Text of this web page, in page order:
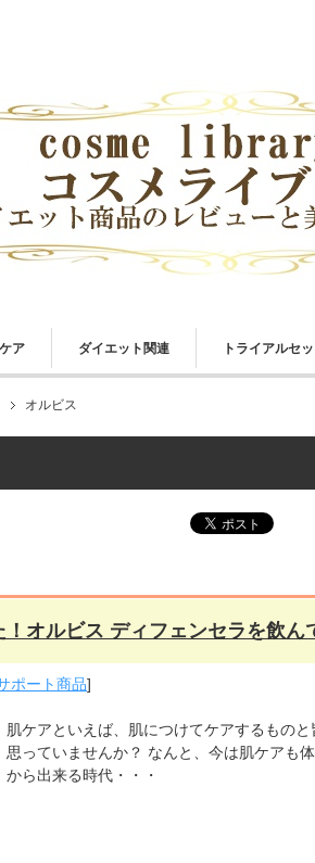
ア ダイエット関連 トライアルセッ
オルビス
オルビス ディフェンセラを飲ん
ポート商品]
肌ケアといえば、肌につけてケアするものと
思っていませんか？ なんと、今は肌ケアも
から出来る時代・・・